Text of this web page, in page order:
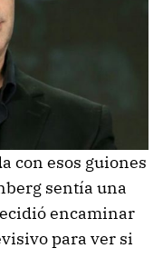
con esos guiones
sentía una
encaminar
para ver si